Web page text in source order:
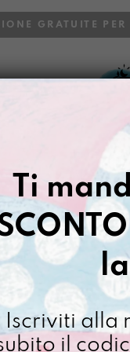
GRATUITE
Ti
Iscriviti alla
il